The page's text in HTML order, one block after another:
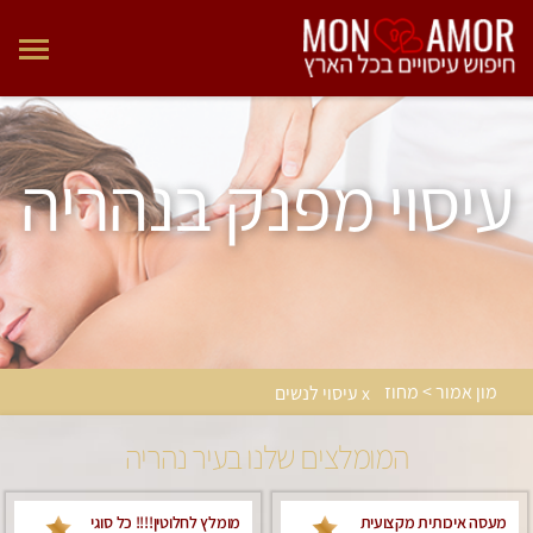
עיסוי מפנק בנהריה
מון אמור > מחוז x עיסוי לנשים
המומלצים שלנו בעיר נהריה
מעסה איכותית מקצועית
מומלץ לחלוטין!!!! כל סוגי